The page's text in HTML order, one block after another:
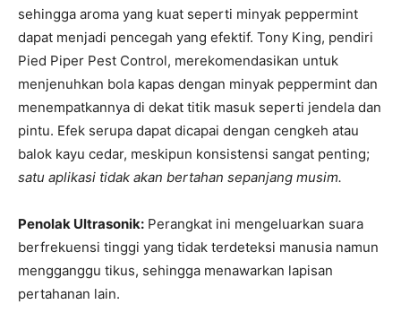
sehingga aroma yang kuat seperti minyak peppermint
dapat menjadi pencegah yang efektif. Tony King, pendiri
Pied Piper Pest Control, merekomendasikan untuk
menjenuhkan bola kapas dengan minyak peppermint dan
menempatkannya di dekat titik masuk seperti jendela dan
pintu. Efek serupa dapat dicapai dengan cengkeh atau
balok kayu cedar, meskipun konsistensi sangat penting;
satu aplikasi tidak akan bertahan sepanjang musim.
Penolak Ultrasonik: Perangkat ini mengeluarkan suara
berfrekuensi tinggi yang tidak terdeteksi manusia namun
mengganggu tikus, sehingga menawarkan lapisan
pertahanan lain.